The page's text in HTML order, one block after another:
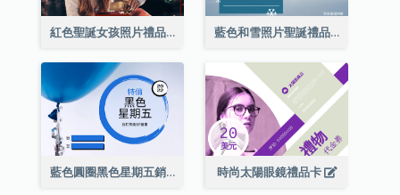
紅色聖誕女孩照片禮品卡 藍色和雪照片聖誕禮品卡
藍色圓圈黑色星期五銷售禮品卡 時尚太陽眼鏡禮品卡